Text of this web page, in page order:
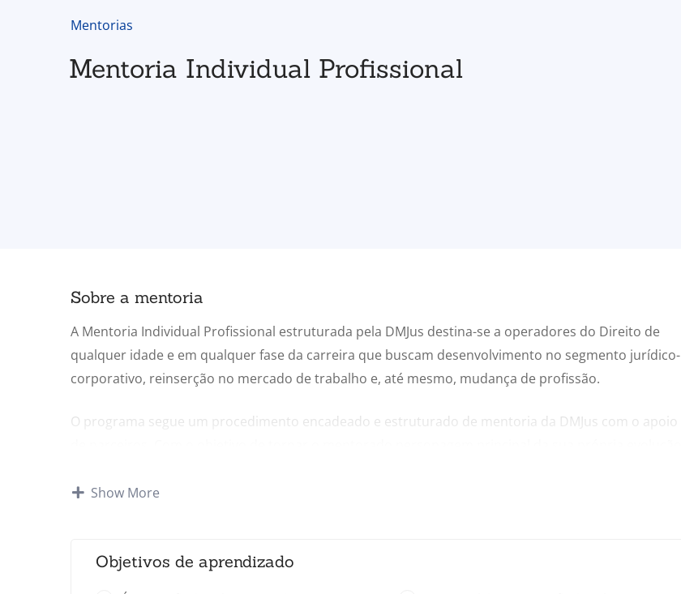
Mentorias
Mentoria Individual Profissional
Sobre a mentoria
A Mentoria Individual Profissional estruturada pela DMJus destina-se a operadores do Direito de
qualquer idade e em qualquer fase da carreira que buscam desenvolvimento no segmento jurídico-
corporativo, reinserção no mercado de trabalho e, até mesmo, mudança de profissão.
O programa segue um procedimento encadeado e estruturado de mentoria da DMJus com o apoio
Prof. Dr. Gustavo Justino de Oliveira.
Show More
Objetivos de aprendizado